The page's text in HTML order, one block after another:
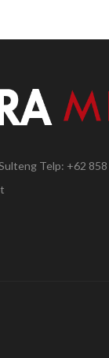
Telp: +62